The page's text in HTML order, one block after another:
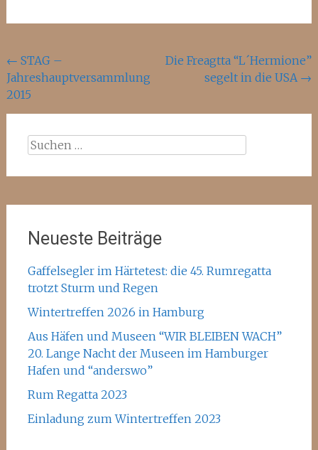
Beitragsnavigation
← STAG –
Jahreshauptversammlung
2015
Die Freagtta “L´Hermione”
segelt in die USA →
Suchen
Neueste Beiträge
Gaffelsegler im Härtetest: die 45. Rumregatta
trotzt Sturm und Regen
Wintertreffen 2026 in Hamburg
Aus Häfen und Museen “WIR BLEIBEN WACH”
20. Lange Nacht der Museen im Hamburger
Hafen und “anderswo”
Rum Regatta 2023
Einladung zum Wintertreffen 2023